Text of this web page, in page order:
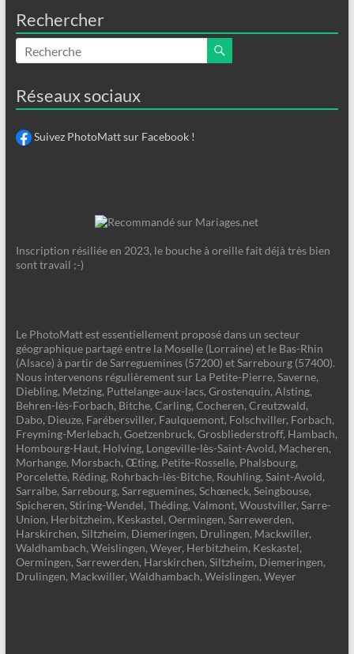
Rechercher
Réseaux sociaux
Suivez PhotoMatt sur Facebook !
Inscription résiliée en 2023, le bouche à oreille fait déjà très bien
sont travail ;-)
Le PhotoMatt est essentiellement proposé dans un secteur
géographique partagé entre la Moselle (Lorraine) et le Bas-Rhin
(Alsace) à partir de Sarreguemines (57200) et Sarrebourg (57400).
Nous intervenons régulièrement sur La Petite-Pierre, Saverne,
Diebling, Metzing, Puttelange-aux-lacs, Grostenquin, Alsting,
Behren-lès-Forbach, Bitche, Carling, Cocheren, Creutzwald,
Dabo, Dieuze, Farébersviller, Faulquemont, Folschviller, Forbach,
Freyming-Merlebach, Goetzenbruck, Grosbliederstroff, Hambach,
Hombourg-Haut, Holving, Longeville-lès-Saint-Avold, Macheren,
Morhange, Morsbach, Œting, Petite-Rosselle, Phalsbourg,
Porcelette, Réding, Rohrbach-lès-Bitche, Rouhling, Saint-Avold,
Sarralbe, Sarrebourg, Sarreguemines, Schœneck, Seingbouse,
Spicheren, Stiring-Wendel, Théding, Valmont, Woustviller, Sarre-
Union, Herbitzheim, Keskastel, Oermingen, Sarrewerden,
Harskirchen, Siltzheim, Diemeringen, Drulingen, Mackwiller,
Waldhambach, Weislingen, Weyer, Herbitzheim, Keskastel,
Oermingen, Sarrewerden, Harskirchen, Siltzheim, Diemeringen,
Drulingen, Mackwiller, Waldhambach, Weislingen, Weyer